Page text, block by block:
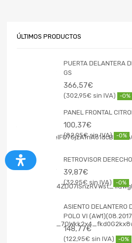
ÚLTIMOS PRODUCTOS
PUERTA DELANTERA
GS
366,57€
302,95€ -0%
PANEL FRONTAL
100,37€
82,95€ -0%
RETROVISOR
39,87€
32,95€ -0%
ASIENTO DELANTERO
POLO VI
148,77€
122,95€ -0%